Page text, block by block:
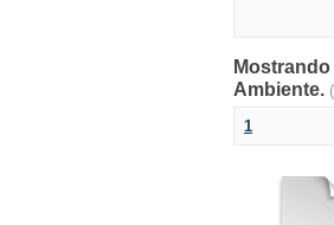
Ambiente.
1